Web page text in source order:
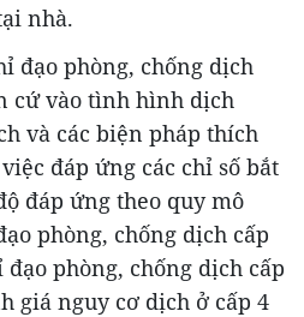
nhà.
đạo phòng, chống dịch
cứ vào tình hình dịch
và các biện pháp thích
đáp ứng các chỉ số bắt
đáp ứng theo quy mô
phòng, chống dịch cấp
phòng, chống dịch cấp
giá nguy cơ dịch ở cấp 4